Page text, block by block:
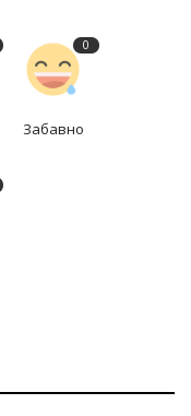
0
Забавно